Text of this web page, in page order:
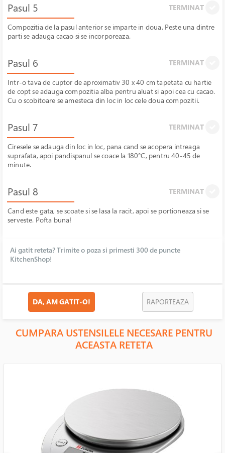
Pasul 5 TERMINAT
Compozitia de la pasul anterior se imparte in doua. Peste una dintre
parti se adauga cacao si se incorporeaza.
Pasul 6 TERMINAT
Intr-o tava de cuptor de aproximativ 30 x 40 cm tapetata cu hartie
de copt se adauga compozitia alba pentru aluat si apoi cea cu cacao.
Cu o scobitoare se amesteca din loc in loc cele doua compozitii.
Pasul 7 TERMINAT
Ciresele se adauga din loc in loc, pana cand se acopera intreaga
suprafata, apoi pandispanul se coace la 180°C, pentru 40-45 de
minute.
Pasul 8 TERMINAT
Cand este gata, se scoate si se lasa la racit, apoi se portioneaza si se
serveste. Pofta buna!
Ai gatit reteta? Trimite o poza si primesti 300 de puncte
KitchenShop!
DA, AM GATIT-O! RAPORTEAZA
CUMPARA USTENSILELE NECESARE PENTRU
ACEASTA RETETA